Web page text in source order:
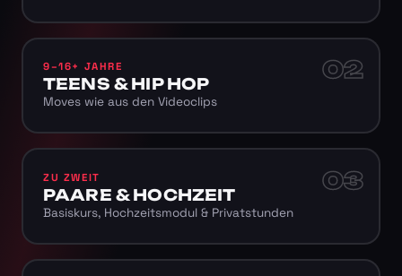
02
9–16+ JAHRE
TEENS & HIP HOP
Moves wie aus den Videoclips
03
ZU ZWEIT
PAARE & HOCHZEIT
Basiskurs, Hochzeitsmodul & Privatstunden